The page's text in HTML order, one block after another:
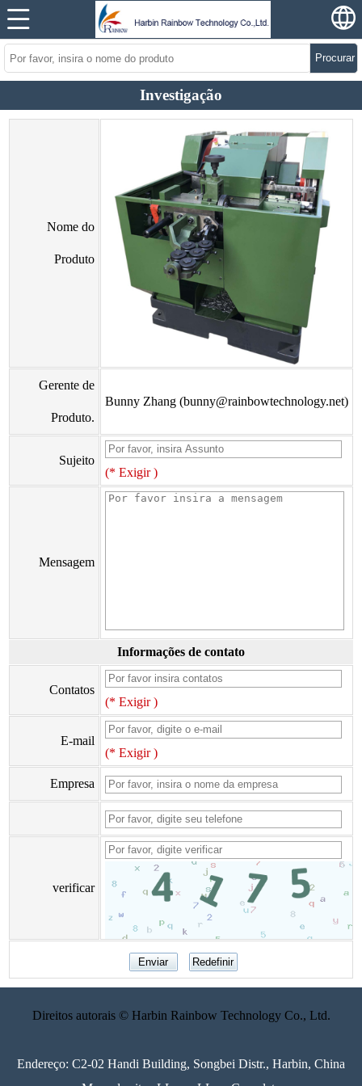
Procurar
Investigação
Nome do
Produto
Gerente de
Produto.
Bunny Zhang (bunny@rainbowtechnology.net)
Sujeito
(* Exigir )
Mensagem
Informações de contato
Contatos
(* Exigir )
E-mail
(* Exigir )
Empresa
verificar
Direitos autorais © Harbin Rainbow Technology Co., Ltd.
Endereço: C2-02 Handi Building, Songbei Distr., Harbin, China